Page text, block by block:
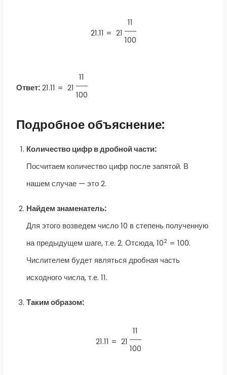
21.11 = 21
11
100
Ответ: 21.11 = 21
11
100
Подробное объяснение:
Количество цифр в дробной части:
Посчитаем количество цифр после запятой. В
нашем случае — это 2.
Найдем знаменатель:
Для этого возведем число 10 в степень полученную
на предыдущем шаге, т.е. 2. Отсюда, 102= 100.
Числителем будет являться дробная часть
исходного числа, т.е. 11.
Таким образом:
21.11 = 21
11
100